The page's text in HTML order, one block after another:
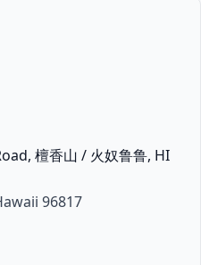
檀香山 / 火奴鲁鲁, HI
96817